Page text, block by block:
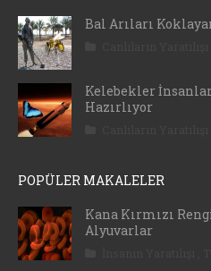
Bal Arıları
Kelebekler
Hazırlıyor
POPÜLER MAKALELER
Kana Kırmızı
Alyuvarlar